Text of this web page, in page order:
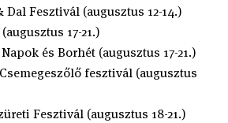
Dal Fesztivál (augusztus 12-14.)
17-21.)
és Borhét (augusztus 17-21.)
fesztivál (augusztus
Fesztivál (augusztus 18-21.)